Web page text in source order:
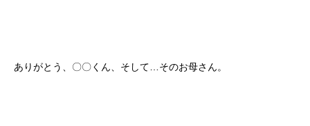
ありがとう、〇〇くん、そして…そのお母さん。